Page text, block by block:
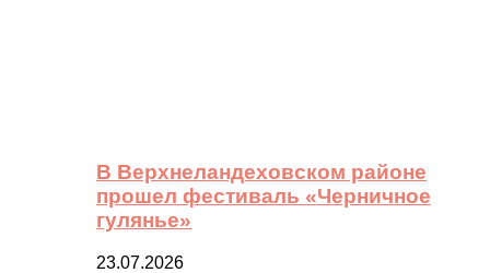
В Верхнеландеховском районе
прошел фестиваль «Черничное
гулянье»
23.07.2026